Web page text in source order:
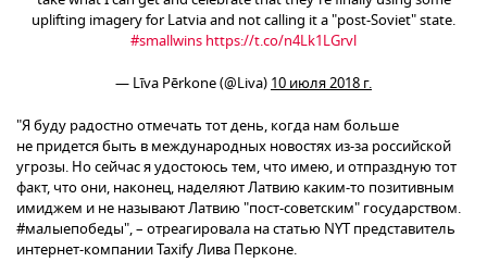
uplifting imagery for Latvia and not calling it a "post-Soviet" state.
#smallwins https://t.co/n4Lk1LGrvl
— Līva Pērkone (@Liva) 10 июля 2018 г.
​"Я буду радостно отмечать тот день, когда нам больше
не придется быть в международных новостях из-за российской
угрозы. Но сейчас я удостоюсь тем, что имею, и отпраздную тот
факт, что они, наконец, наделяют Латвию каким-то позитивным
имиджем и не называют Латвию "пост-советским" государством.
#малыепобеды", – отреагировала на статью NYT представитель
интернет-компании Taxify Лива Перконе.